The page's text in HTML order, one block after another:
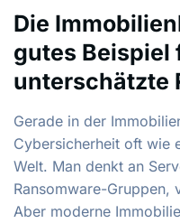
Die
gutes Beispiel
unterschätzte
Gerade in der
Cybersicherheit oft wie
Welt. Man denkt an
Ransomware-Gruppen,
Aber moderne